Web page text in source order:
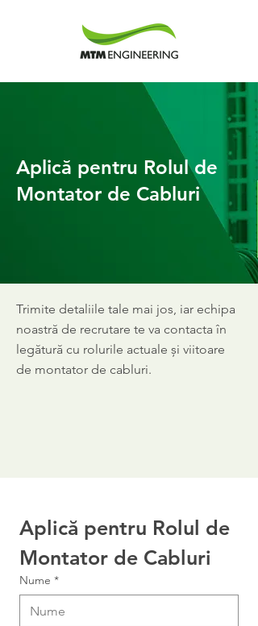
Aplică pentru Rolul de
Montator de Cabluri
Trimite detaliile tale mai jos, iar echipa
noastră de recrutare te va contacta în
legătură cu rolurile actuale și viitoare
de montator de cabluri.
Aplică pentru Rolul de
Montator de Cabluri
Nume *